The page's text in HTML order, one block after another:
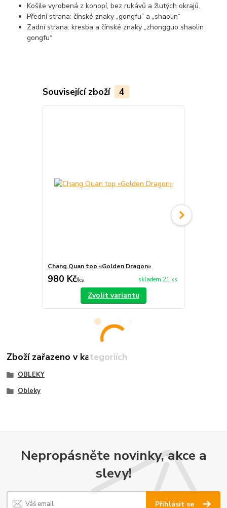
Košile vyrobená z konopí, bez rukávů a žlutých okrajů.
Přední strana: čínské znaky „gongfu“ a „shaolin“
Zadní strana: kresba a čínské znaky „zhongguo shaolin
gongfu“
Související zboží 4
Chang Quan top «Golden Dragon»
980 Kč/ks skladem 21 ks
Zvolit variantu
Zboží zařazeno v kategoriích
OBLEKY
Obleky
Nepropásněte novinky, akce a
slevy!
Přihlásit se